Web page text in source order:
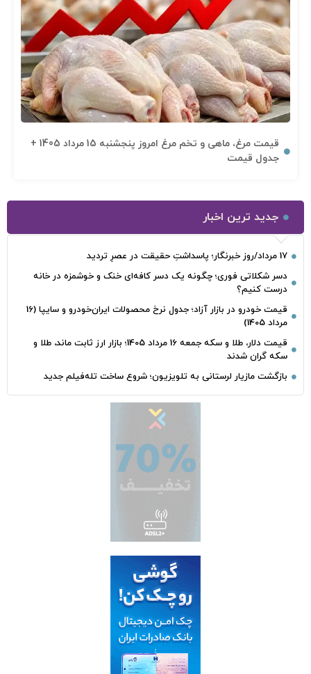
قیمت مرغ، ماهی و تخم مرغ امروز پنجشنبه 15 مرداد 1405 +
جدول قیمت
جدید ترین اخبار
17 مرداد/روز خبرنگار؛ پاسداشتِ حقیقت در عصرِ تردید
دسر شکلاتی فوری؛ چگونه یک دسر کافه‌ای خنک و خوشمزه در خانه
درست کنیم؟
قیمت خودرو در بازار آزاد؛ جدول نرخ محصولات ایران‌خودرو و سایپا (16
مرداد 1405)
قیمت دلار، طلا و سکه جمعه 16 مرداد 1405؛ بازار ارز ثابت ماند، طلا و
سکه گران شدند
بازگشت مازیار لرستانی به تلویزیون؛ شروع ساخت تله‌فیلم جدید